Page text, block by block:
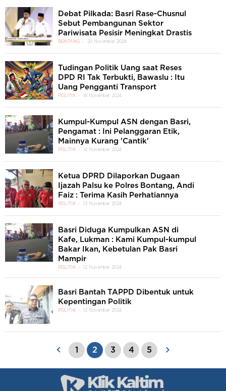
Debat Pilkada: Basri Rase-Chusnul
Sebut Pembangunan Sektor
Pariwisata Pesisir Meningkat Drastis
BONTANG 20 November 2024
Tudingan Politik Uang saat Reses
DPD RI Tak Terbukti, Bawaslu : Itu
Uang Pengganti Transport
POLITIK 18 November 2024
Kumpul-Kumpul ASN dengan Basri,
Pengamat : Ini Pelanggaran Etik,
Mainnya Kurang 'Cantik'
POLITIK 14 November 2024
Ketua DPRD Dilaporkan Dugaan
Ijazah Palsu ke Polres Bontang, Andi
Faiz : Terima Kasih Perhatiannya
POLITIK 13 November 2024
Basri Diduga Kumpulkan ASN di
Kafe, Lukman : Kami Kumpul-kumpul
Bakar Ikan, Kebetulan Pak Basri
Mampir
POLITIK 12 November 2024
Basri Bantah TAPPD Dibentuk untuk
Kepentingan Politik
POLITIK 12 November 2024
1 2 3 4 5